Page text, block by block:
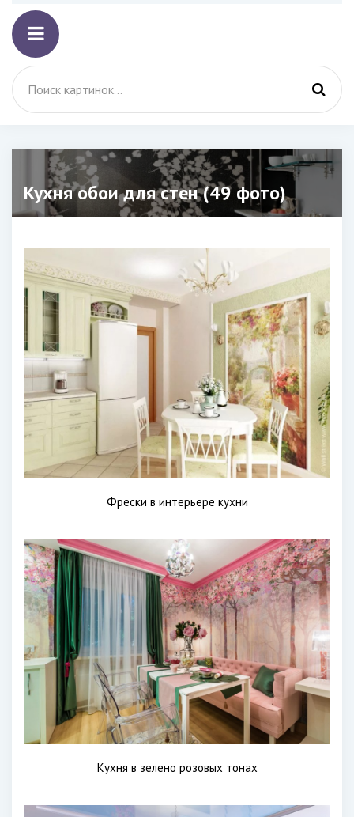
Кухня обои для стен (49 фото)
Фрески в интерьере кухни
Кухня в зелено розовых тонах